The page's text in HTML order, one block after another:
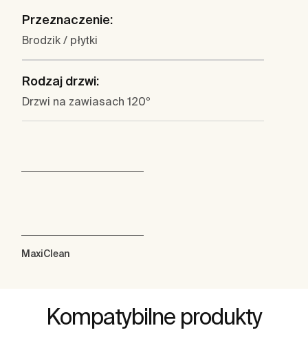
Przeznaczenie:
Brodzik / płytki
Rodzaj drzwi:
Drzwi na zawiasach 120º
MaxiClean
Kompatybilne produkty